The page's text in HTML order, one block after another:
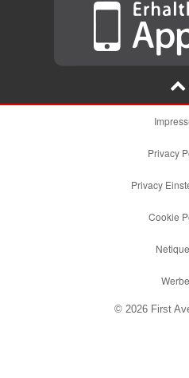
Privacy
Privacy
Cookie
© 2026 First